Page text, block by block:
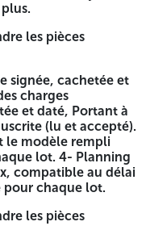
inter-communal et
de candidature,
financière sont
et cachetées,
la référence et
que la mention «
» ou « offre
sont mises dans
comportant la
des plis et
national ouvert avec
les pièces
signée, cachetée et
charges
et daté, Portant à
(lu et accepté).
le modèle rempli
lot. 4- Planning
compatible au délai
pour chaque lot.
les pièces